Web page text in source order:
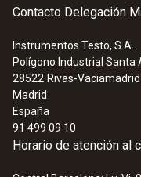
Contacto Delegación
Instrumentos Testo, S.A.
Polígono Industrial Santa
28522 Rivas-Vaciamadrid
Madrid
España
91 499 09 10
Horario de atención al